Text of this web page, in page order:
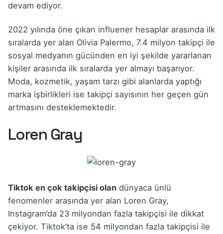
devam ediyor.
2022 yılında öne çıkan influener hesaplar arasında ilk
sıralarda yer alan Olivia Palermo, 7.4 milyon takipçi ile
sosyal medyanın gücünden en iyi şekilde yararlanan
kişiler arasında ilk sıralarda yer almayı başarıyor.
Moda, kozmetik, yaşam tarzı gibi alanlarda yaptığı
marka işbirlikleri ise takipçi sayısının her geçen gün
artmasını desteklemektedir.
Loren Gray
Tiktok en çok takipçisi olan dünyaca ünlü
fenomenler arasında yer alan Loren Gray,
Instagram’da 23 milyondan fazla takipçisi ile dikkat
çekiyor. Tiktok’ta ise 54 milyondan fazla takipçisi ile